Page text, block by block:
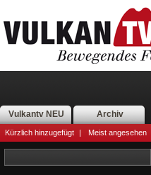
Vulkantv NEU Archiv
Kürzlich hinzugefügt | Meist angesehen